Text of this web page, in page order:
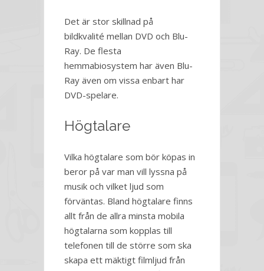
Det är stor skillnad på
bildkvalité mellan DVD och Blu-
Ray. De flesta
hemmabiosystem har även Blu-
Ray även om vissa enbart har
DVD-spelare.
Högtalare
Vilka högtalare som bör köpas in
beror på var man vill lyssna på
musik och vilket ljud som
förväntas. Bland högtalare finns
allt från de allra minsta mobila
högtalarna som kopplas till
telefonen till de större som ska
skapa ett mäktigt filmljud från